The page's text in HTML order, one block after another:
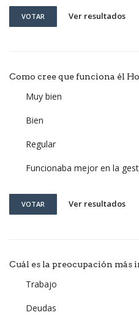
VOTAR Ver resultados
Como cree que funciona él
Muy bien
Bien
Regular
Funcionaba mejor en la
VOTAR Ver resultados
Cuál es la preocupación más
Trabajo
Deudas